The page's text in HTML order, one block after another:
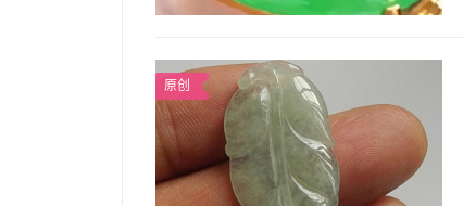
原创